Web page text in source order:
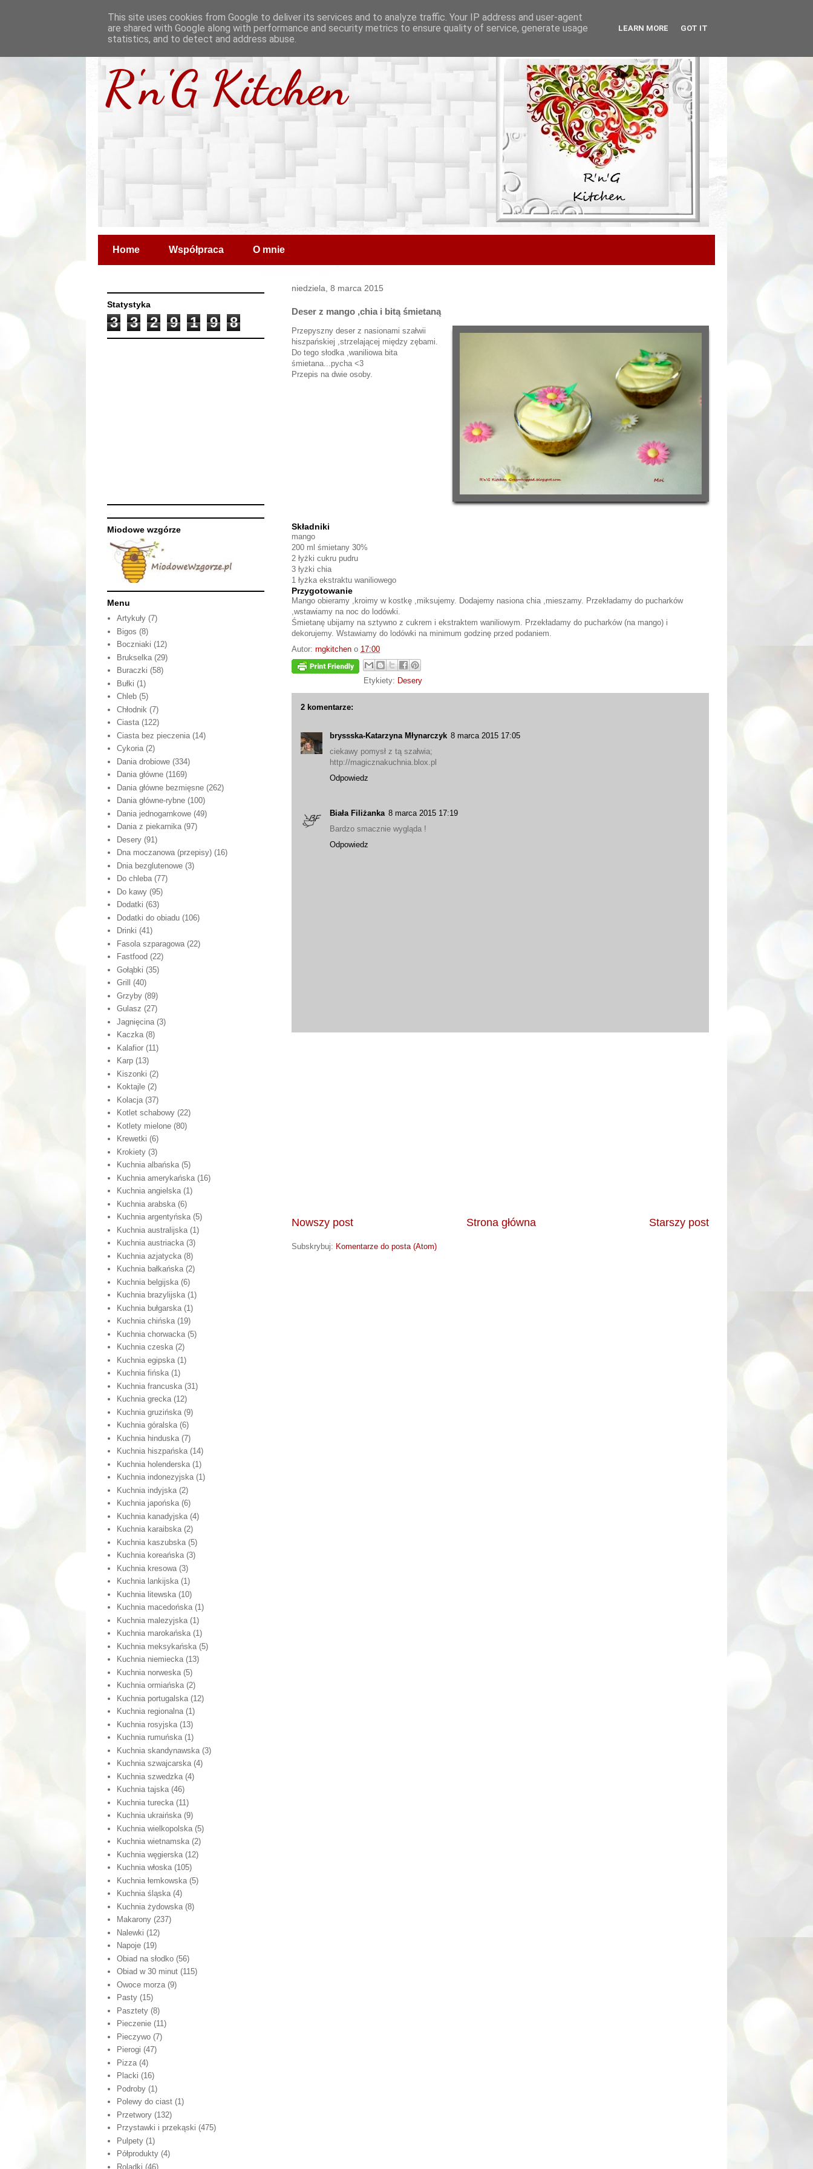
R'n'G Kitchen
Home Współpraca O mnie
niedziela, 8 marca 2015
Deser z mango ,chia i bitą śmietaną
Przepyszny deser z nasionami szałwii
hiszpańskiej ,strzelającej między zębami.
Do tego słodka ,waniliowa bita
śmietana...pycha <3
Przepis na dwie osoby.
Składniki
mango
200 ml śmietany 30%
2 łyżki cukru pudru
3 łyżki chia
1 łyżka ekstraktu waniliowego
Przygotowanie
Mango obieramy ,kroimy w kostkę ,miksujemy. Dodajemy nasiona chia ,mieszamy. Przekładamy do pucharków
,wstawiamy na noc do lodówki.
Śmietanę ubijamy na sztywno z cukrem i ekstraktem waniliowym. Przekładamy do pucharków (na mango) i
dekorujemy. Wstawiamy do lodówki na minimum godzinę przed podaniem.
Autor: rngkitchen o 17:00
Etykiety: Desery
2 komentarze:
bryssska-Katarzyna Młynarczyk 8 marca 2015 17:05
ciekawy pomysł z tą szałwia;
http://magicznakuchnia.blox.pl
Odpowiedz
Biała Filiżanka 8 marca 2015 17:19
Bardzo smacznie wygląda !
Odpowiedz
Nowszy post Starszy post
Strona główna
Subskrybuj: Komentarze do posta (Atom)
Statystyka
3 3 2 9 1 9 8
Miodowe wzgórze
Menu
Artykuły (7)
Bigos (8)
Boczniaki (12)
Brukselka (29)
Buraczki (58)
Bułki (1)
Chleb (5)
Chłodnik (7)
Ciasta (122)
Ciasta bez pieczenia (14)
Cykoria (2)
Dania drobiowe (334)
Dania główne (1169)
Dania główne bezmięsne (262)
Dania główne-rybne (100)
Dania jednogarnkowe (49)
Dania z piekarnika (97)
Desery (91)
Dna moczanowa (przepisy) (16)
Dnia bezglutenowe (3)
Do chleba (77)
Do kawy (95)
Dodatki (63)
Dodatki do obiadu (106)
Drinki (41)
Fasola szparagowa (22)
Fastfood (22)
Gołąbki (35)
Grill
(40)
Grzyby (89)
Gulasz (27)
Jagnięcina (3)
Kaczka (8)
Kalafior (11)
Karp (13)
Kiszonki (2)
Koktajle (2)
Kolacja (37)
Kotlet schabowy (22)
Kotlety mielone (80)
Krewetki (6)
Krokiety (3)
Kuchnia albańska (5)
Kuchnia amerykańska (16)
Kuchnia angielska (1)
Kuchnia arabska (6)
Kuchnia argentyńska (5)
Kuchnia australijska (1)
Kuchnia austriacka (3)
Kuchnia azjatycka (8)
Kuchnia bałkańska (2)
Kuchnia belgijska (6)
Kuchnia brazylijska (1)
Kuchnia bułgarska (1)
Kuchnia chińska (19)
Kuchnia chorwacka (5)
Kuchnia czeska (2)
Kuchnia egipska (1)
Kuchnia fińska (1)
Kuchnia francuska (31)
Kuchnia grecka (12)
Kuchnia gruzińska (9)
Kuchnia góralska (6)
Kuchnia hinduska (7)
Kuchnia hiszpańska (14)
Kuchnia holenderska (1)
Kuchnia indonezyjska (1)
Kuchnia indyjska (2)
Kuchnia japońska (6)
Kuchnia kanadyjska (4)
Kuchnia karaibska (2)
Kuchnia kaszubska (5)
Kuchnia koreańska (3)
Kuchnia kresowa (3)
Kuchnia lankijska (1)
Kuchnia litewska (10)
Kuchnia macedońska (1)
Kuchnia malezyjska (1)
Kuchnia marokańska (1)
Kuchnia meksykańska (5)
Kuchnia niemiecka (13)
Kuchnia norweska (5)
Kuchnia ormiańska (2)
Kuchnia portugalska (12)
Kuchnia regionalna (1)
Kuchnia rosyjska (13)
Kuchnia rumuńska (1)
Kuchnia skandynawska (3)
Kuchnia szwajcarska (4)
Kuchnia szwedzka (4)
Kuchnia tajska (46)
Kuchnia turecka (11)
Kuchnia ukraińska (9)
Kuchnia wielkopolska (5)
Kuchnia wietnamska (2)
Kuchnia węgierska (12)
Kuchnia włoska (105)
Kuchnia łemkowska (5)
Kuchnia śląska (4)
Kuchnia żydowska (8)
Makarony (237)
Nalewki (12)
Napoje (19)
Obiad na słodko (56)
Obiad w 30 minut (115)
Owoce morza (9)
Pasty (15)
Pasztety (8)
Pieczenie (11)
Pieczywo (7)
Pierogi (47)
Pizza (4)
Placki (16)
Podroby (1)
Polewy do ciast (1)
Przetwory (132)
Przystawki i przekąski (475)
Pulpety (1)
Półprodukty (4)
Roladki (46)
This site uses cookies from Google to deliver its services and to analyze traffic. Your IP address and user-agent
are shared with Google along with performance and security metrics to ensure quality of service, generate usage
statistics, and to detect and address abuse.
LEARN MORE GOT IT